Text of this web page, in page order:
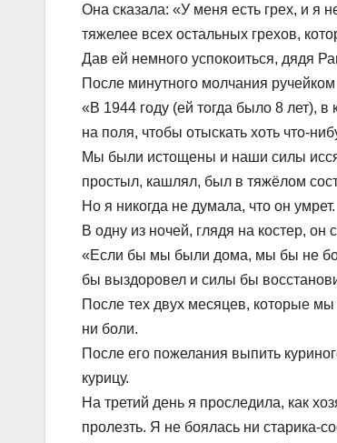
Она сказала: «У меня есть грех, и я
тяжелее всех остальных грехов,
Дав ей немного успокоиться, дядя
После минутного молчания
«В 1944 году (ей тогда было 8 лет),
на поля, чтобы отыскать хоть что-
Мы были истощены и наши силы
простыл, кашлял, был в тяжёлом
Но я никогда не думала, что он умрет.
В одну из ночей, глядя на костер, он
«Если бы мы были дома, мы бы не
бы выздоровел и силы бы
После тех двух месяцев, которые
ни боли.
После его пожелания выпить
курицу.
На третий день я проследила, как
пролезть. Я не боялась ни старика-